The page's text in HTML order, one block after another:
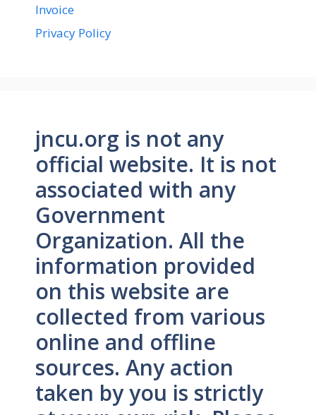
Invoice
Privacy Policy
jncu.org is not any
official website. It is not
associated with any
Government
Organization. All the
information provided
on this website are
collected from various
online and offline
sources. Any action
taken by you is strictly